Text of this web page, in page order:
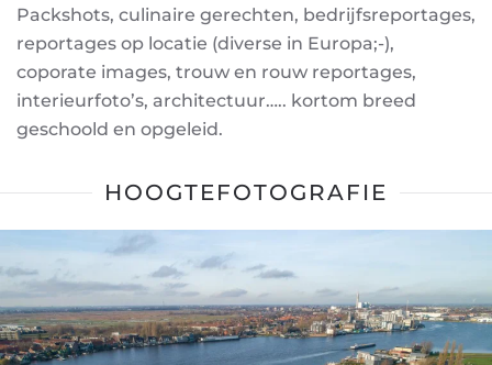
Packshots, culinaire gerechten, bedrijfsreportages,
reportages op locatie (diverse in Europa;-),
coporate images, trouw en rouw reportages,
interieurfoto’s, architectuur….. kortom breed
geschoold en opgeleid.
HOOGTEFOTOGRAFIE